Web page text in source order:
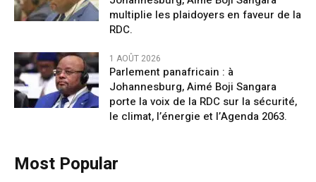
multiplie les plaidoyers en faveur de la
RDC.
1 AOÛT 2026
Parlement panafricain : à
Johannesburg, Aimé Boji Sangara
porte la voix de la RDC sur la sécurité,
le climat, l’énergie et l’Agenda 2063.
Most Popular